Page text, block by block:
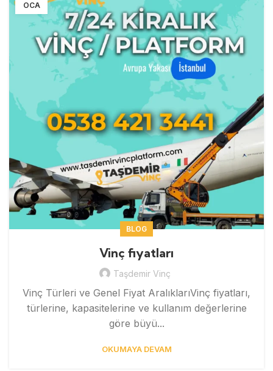
OCA
BLOG
Vinç fiyatları
Taşdemir Vinç
Vinç Türleri ve Genel Fiyat AralıklarıVinç fiyatları,
türlerine, kapasitelerine ve kullanım değerlerine
göre büyü...
OKUMAYA DEVAM